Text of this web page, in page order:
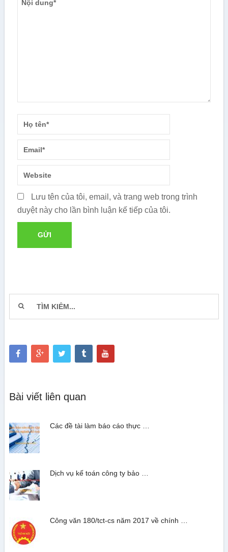
Lưu tên của tôi, email, và trang web trong trình
duyệt này cho lần bình luận kế tiếp của tôi.
Bài viết liên quan
Các đề tài làm báo cáo thực …
Dịch vụ kế toán công ty bảo …
Công văn 180/tct-cs năm 2017 về chính …